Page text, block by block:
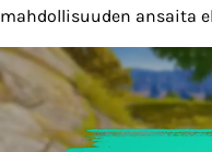
mahdollisuuden ansaita